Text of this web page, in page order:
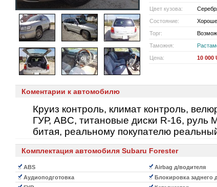
Цвет кузова:
Состояние:
Торг:
Таможня:
Цена:
10 000
Коментарии к автомобилю
Круиз контроль, климат контроль,
ГУР, ABC, титановые диски R-16, руль
битая, реальному покупателю
Комплектация автомобиля Subaru Forester
ABS Airbag д/водителя
Аудиоподготовка
Блокировка заднего